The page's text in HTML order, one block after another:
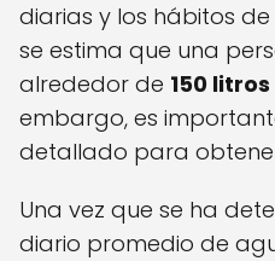
diarias y los hábitos
se estima que una
alrededor de 150 litros
embargo, es
detallado para
Una vez que se ha
diario promedio de